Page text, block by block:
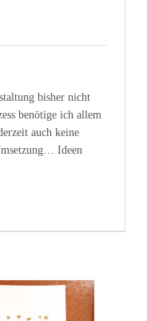
bisher nicht
benötige ich allem
auch keine
Ideen